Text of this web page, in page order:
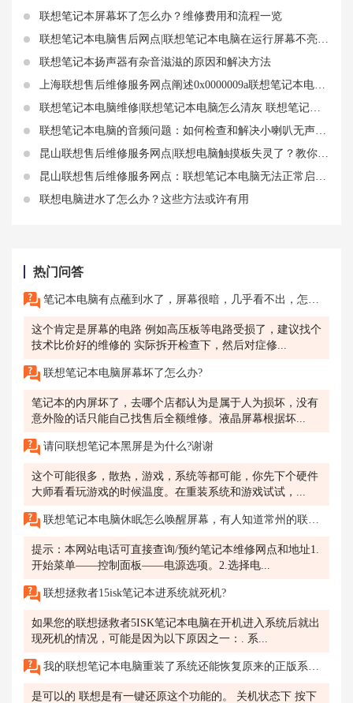
联想笔记本屏幕坏了怎么办？维修费用和流程一览
联想笔记本电脑售后网点|联想笔记本电脑在运行屏幕不亮怎么修
联想笔记本扬声器有杂音滋滋的原因和解决方法
上海联想售后维修服务网点阐述0x0000009a联想笔记本电脑蓝屏问题原因
联想笔记本电脑维修|联想笔记本电脑怎么清灰 联想笔记本电脑自己清灰
联想笔记本电脑的音频问题：如何检查和解决小喇叭无声的现象
昆山联想售后维修服务网点|联想电脑触摸板失灵了？教你几招快速解决
昆山联想售后维修服务网点：联想笔记本电脑无法正常启动？教你如何解决黑屏只有鼠标箭头的问题
联想电脑进水了怎么办？这些方法或许有用
热门问答
笔记本电脑有点蘸到水了，屏幕很暗，几乎看不出，怎么办?
这个肯定是屏幕的电路 例如高压板等电路受损了，建议找个
技术比价好的维修的 实际拆开检查下，然后对症修...
联想笔记本电脑屏幕坏了怎么办?
笔记本的内屏坏了，去哪个店都认为是属于人为损坏，没有
意外险的话只能自己找售后全额维修。液晶屏幕根据坏...
请问联想笔记本黑屏是为什么?谢谢
这个可能很多，散热，游戏，系统等都可能，你先下个硬件
大师看看玩游戏的时候温度。在重装系统和游戏试试，...
联想笔记本电脑休眠怎么唤醒屏幕，有人知道常州的联想售后怎么样？想去清灰。
提示：本网站电话可直接查询/预约笔记本维修网点和地址1.
开始菜单——控制面板——电源选项。2.选择电...
联想拯救者15isk笔记本进系统就死机?
如果您的联想拯救者5ISK笔记本电脑在开机进入系统后就出
现死机的情况，可能是因为以下原因之一：. 系...
我的联想笔记本电脑重装了系统还能恢复原来的正版系统吗
是可以的 联想是有一键还原这个功能的。 关机状态下 按下